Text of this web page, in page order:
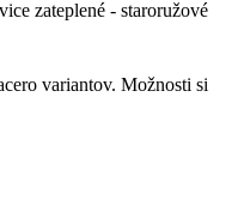
zateplené - staroružové
variantov. Možnosti si